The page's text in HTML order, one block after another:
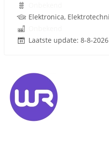
Laatste update: 8-8-2026